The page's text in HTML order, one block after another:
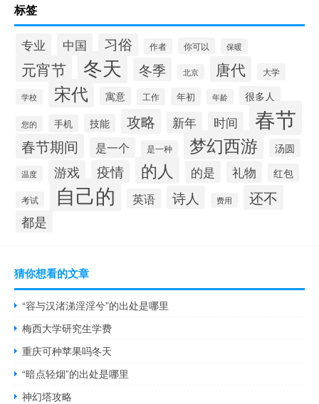
标签
专业 中国 习俗 作者 你可以 保暖
元宵节 冬天 冬季 北京 唐代 大学
学校 宋代 寓意 工作 年初 年龄 很多人
您的 手机 技能 攻略 新年 时间 春节
春节期间 是一个 是一种 梦幻西游 汤圆
温度 游戏 疫情 的人 的是 礼物 红包
考试 自己的 英语 诗人 费用 还不
都是
猜你想看的文章
“容与汉渚涕淫淫兮”的出处是哪里
梅西大学研究生学费
重庆可种苹果吗冬天
“暗点轻烟”的出处是哪里
神幻塔攻略